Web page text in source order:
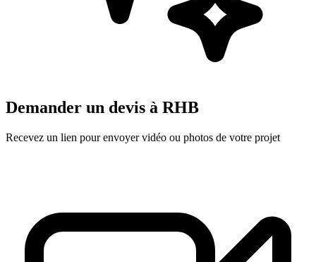
Demander un devis à RHB
Recevez un lien pour envoyer vidéo ou photos de votre projet